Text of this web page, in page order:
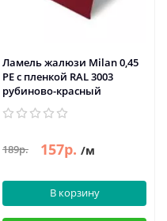
Ламель жалюзи Milan 0,45
PE с пленкой RAL 3003
рубиново-красный
189р. 157р. /м
В корзину